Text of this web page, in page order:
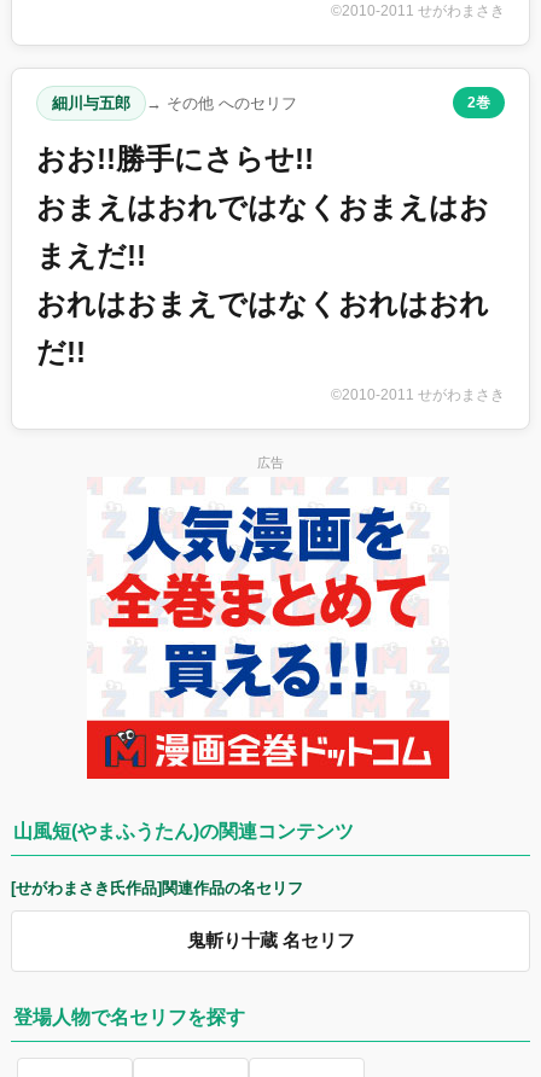
©2010-2011 せがわまさき
細川与五郎 → その他 へのセリフ 2巻
おお!!勝手にさらせ!!
おまえはおれではなくおまえはお
まえだ!!
おれはおまえではなくおれはおれ
だ!!
©2010-2011 せがわまさき
広告
山風短(やまふうたん)の関連コンテンツ
[せがわまさき氏作品]関連作品の名セリフ
鬼斬り十蔵 名セリフ
登場人物で名セリフを探す